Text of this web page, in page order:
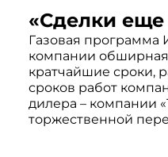
«Сделки еще
Газовая программа
компании
кратчайшие сроки,
сроков работ
дилера – компании
торжественной